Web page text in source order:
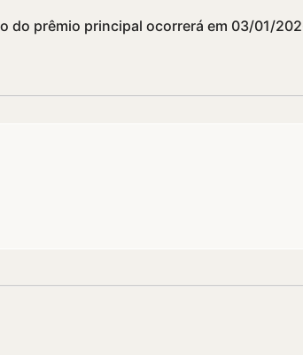
do prêmio principal ocorrerá em 03/01/